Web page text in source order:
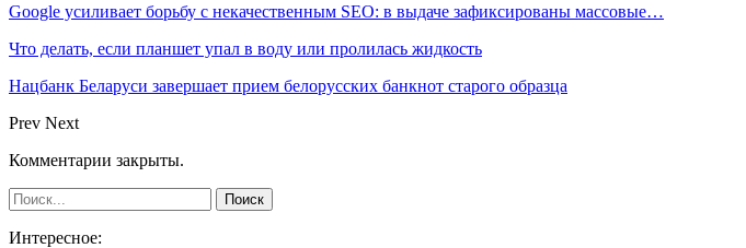
Google усиливает борьбу с некачественным SEO: в выдаче зафиксированы массовые…
Что делать, если планшет упал в воду или пролилась жидкость
Нацбанк Беларуси завершает прием белорусских банкнот старого образца
Prev Next
Комментарии закрыты.
Интересное: